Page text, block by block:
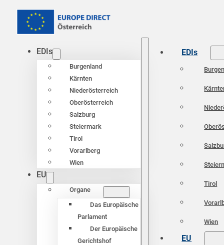
EDIs
Burgenland
Kärnten
Niederösterreich
Oberösterreich
Salzburg
Steiermark
Tirol
Vorarlberg
Wien
EU
Organe
Das Europäische
Parlament
Der Europäische
Gerichtshof
EDIs
Tirol
Wien
EU